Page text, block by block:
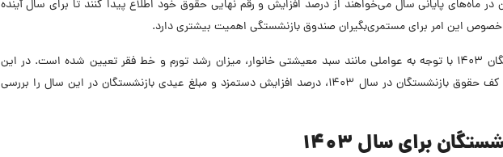
در ماه‌های پایانی سال می‌خواهند از درصد افزایش و رقم نهایی حقوق خود اطلاع پیدا کنند تا برای سال آینده
خصوص این امر برای مستمری‌بگیران صندوق بازنشستگی اهمیت بیشتری دارد.
میزان دستمزد و حقوق بازنشستگان 1403 با توجه به عواملی مانند سبد معیشتی خانوار، میزان رشد تورم و خط فقر تعیین شده است. در این
مقاله، جدیدترین اخبار مربوط به کف حقوق بازنشستگان در سال 1403، درصد افزایش دستمزد و مبلغ عیدی بازنشستگان در این سال را بررسی
برای سال 1403